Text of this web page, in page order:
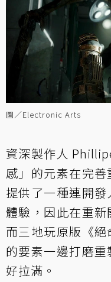
圖／Electronic Arts
資深製作人
感」的元素在完善
提供了一種連開
體驗，因此在重
而三地玩原版《
的要素一邊打磨
好拉滿。